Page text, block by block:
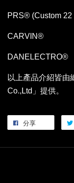
PRS® (Custom 22
CARVIN®
DANELECTRO®
以上產品介紹皆由
Co.,Ltd」提供。
分享